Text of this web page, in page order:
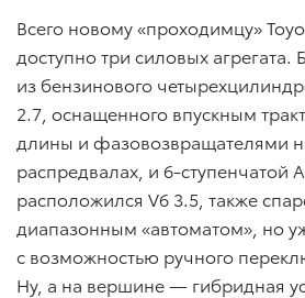
Всего новому «проходимцу»
доступно три силовых агрегата.
из бензинового
2.7, оснащенного впускным
длины и фазовозвращателями
распредвалах, и 6-ступенчатой
расположился V6 3.5, также
диапазонным «автоматом», но
с возможностью ручного
Ну, а на вершине — гибридная